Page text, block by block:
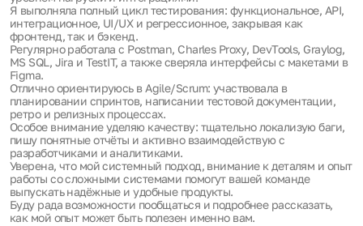
Я выполняла полный цикл тестирования: функциональное, API,
интеграционное, UI/UX и регрессионное, закрывая как
фронтенд, так и бэкенд.
Регулярно работала с Postman, Charles Proxy, DevTools, Graylog,
MS SQL, Jira и TestIT, а также сверяла интерфейсы с макетами в
Figma.
Отлично ориентируюсь в Agile/Scrum: участвовала в
планировании спринтов, написании тестовой документации,
ретро и релизных процессах.
Особое внимание уделяю качеству: тщательно локализую баги,
пишу понятные отчёты и активно взаимодействую с
разработчиками и аналитиками.
Уверена, что мой системный подход, внимание к деталям и опыт
работы со сложными системами помогут вашей команде
выпускать надёжные и удобные продукты.
Буду рада возможности пообщаться и подробнее рассказать,
как мой опыт может быть полезен именно вам.